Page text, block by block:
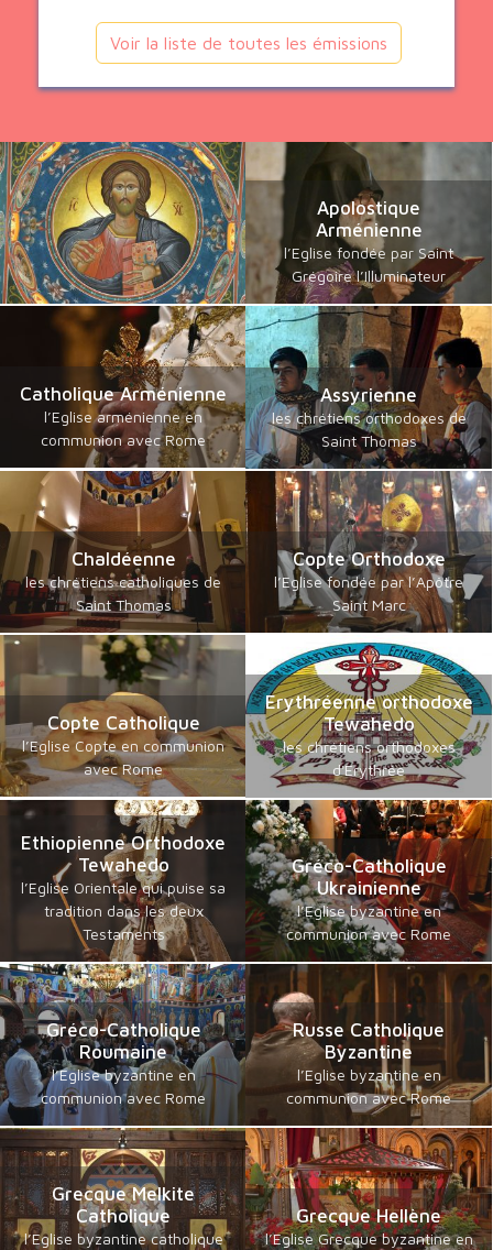
Voir la liste de toutes les émissions
Apolostique
Arménienne
l’Eglise fondée par Saint
Grégoire l’Illuminateur
Catholique Arménienne
l’Eglise arménienne en
communion avec Rome
Assyrienne
les chrétiens orthodoxes de
Saint Thomas
Chaldéenne
les chrétiens catholiques de
Saint Thomas
Copte Orthodoxe
l’Eglise fondée par l’Apôtre
Saint Marc
Copte Catholique
l’Eglise Copte en communion
avec Rome
Erythréenne orthodoxe
Tewahedo
les chrétiens orthodoxes
d'Erythrée
Ethiopienne Orthodoxe
Tewahedo
l’Eglise Orientale qui puise sa
tradition dans les deux
Testaments
Gréco-Catholique
Ukrainienne
l’Eglise byzantine en
communion avec Rome
Gréco-Catholique
Roumaine
l’Eglise byzantine en
communion avec Rome
Russe Catholique
Byzantine
l’Eglise byzantine en
communion avec Rome
Grecque Melkite
Catholique
l’Eglise byzantine catholique
Grecque Hellène
l’Eglise Grecque byzantine en